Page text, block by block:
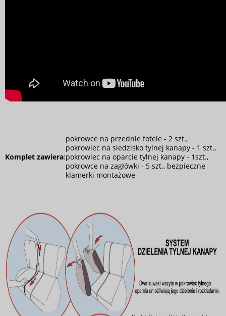
Komplet zawiera:
pokrowce na przednie fotele - 2 szt.,
pokrowiec na siedzisko tylnej kanapy - 1 szt.,
pokrowiec na oparcie tylnej kanapy - 1szt.,
pokrowce na zagłówki - 5 szt., bezpieczne
klamerki montażowe